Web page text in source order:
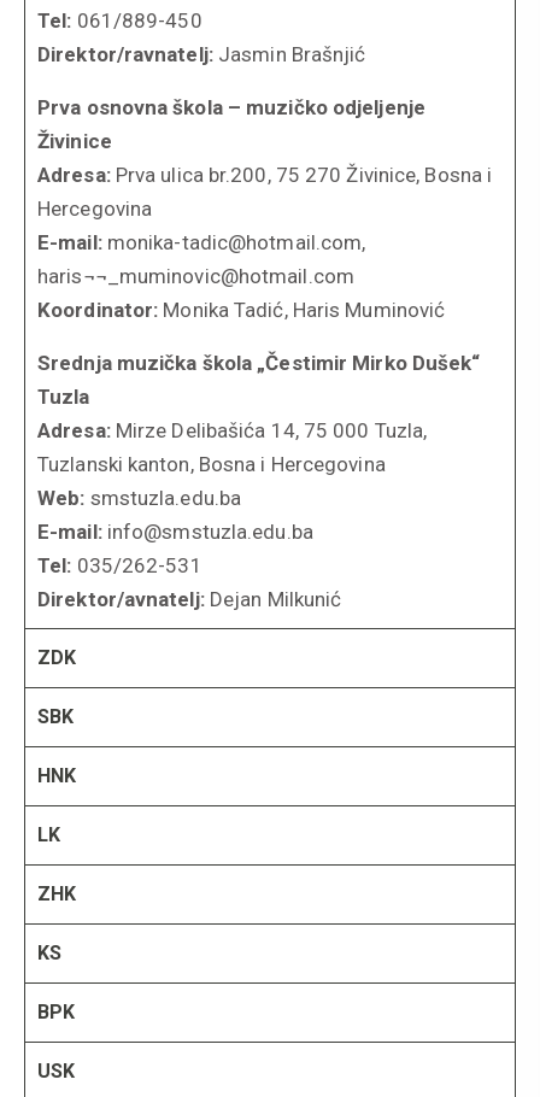
Tel: 061/889-450
Direktor/ravnatelj:Jasmin Brašnjić
Prva osnovna škola – muzičko odjeljenje
Živinice
Adresa:Prva ulica br.200, 75 270 Živinice, Bosna i
Hercegovina
E-mail:monika-tadic@hotmail.com,
haris¬¬_muminovic@hotmail.com
Koordinator: Monika Tadić, Haris Muminović
Srednja muzička škola „Čestimir Mirko Dušek“
Tuzla
Adresa:Mirze Delibašića 14, 75 000 Tuzla,
Tuzlanski kanton, Bosna i Hercegovina
Web: smstuzla.edu.ba
E-mail:info@smstuzla.edu.ba
Tel: 035/262-531
Direktor/avnatelj:Dejan Milkunić
ZDK
SBK
HNK
LK
ZHK
KS
BPK
USK